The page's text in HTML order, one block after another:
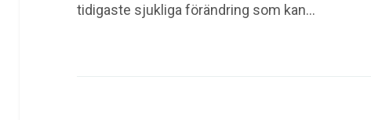
tidigaste sjukliga förändring som kan…